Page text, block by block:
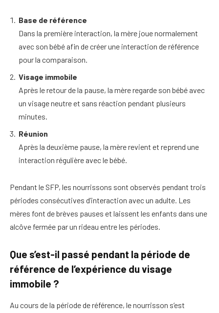
Base de référence
Dans la première interaction, la mère joue normalement
avec son bébé afin de créer une interaction de référence
pour la comparaison.
Visage immobile
Après le retour de la pause, la mère regarde son bébé avec
un visage neutre et sans réaction pendant plusieurs
minutes.
Réunion
Après la deuxième pause, la mère revient et reprend une
interaction régulière avec le bébé.
Pendant le SFP, les nourrissons sont observés pendant trois
périodes consécutives d’interaction avec un adulte. Les
mères font de brèves pauses et laissent les enfants dans une
alcôve fermée par un rideau entre les périodes.
Que s’est-il passé pendant la période de
référence de l’expérience du visage
immobile ?
Au cours de la période de référence, le nourrisson s’est